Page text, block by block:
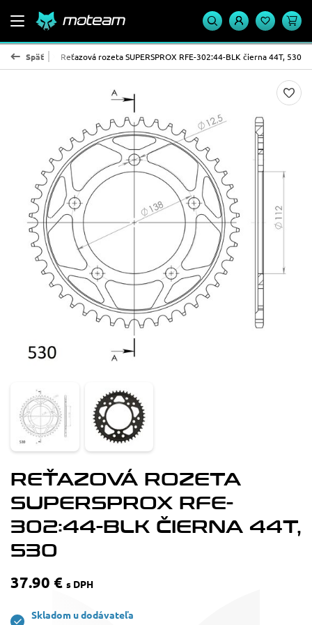
Späť
- oceľ Reťazová rozeta SUPERSPROX RFE-302:44-BLK čierna 44T, 530
REŤAZOVÁ ROZETA
SUPERSPROX RFE-
302:44-BLK ČIERNA 44T,
530
37.90 € s DPH
Skladom u dodávateľa